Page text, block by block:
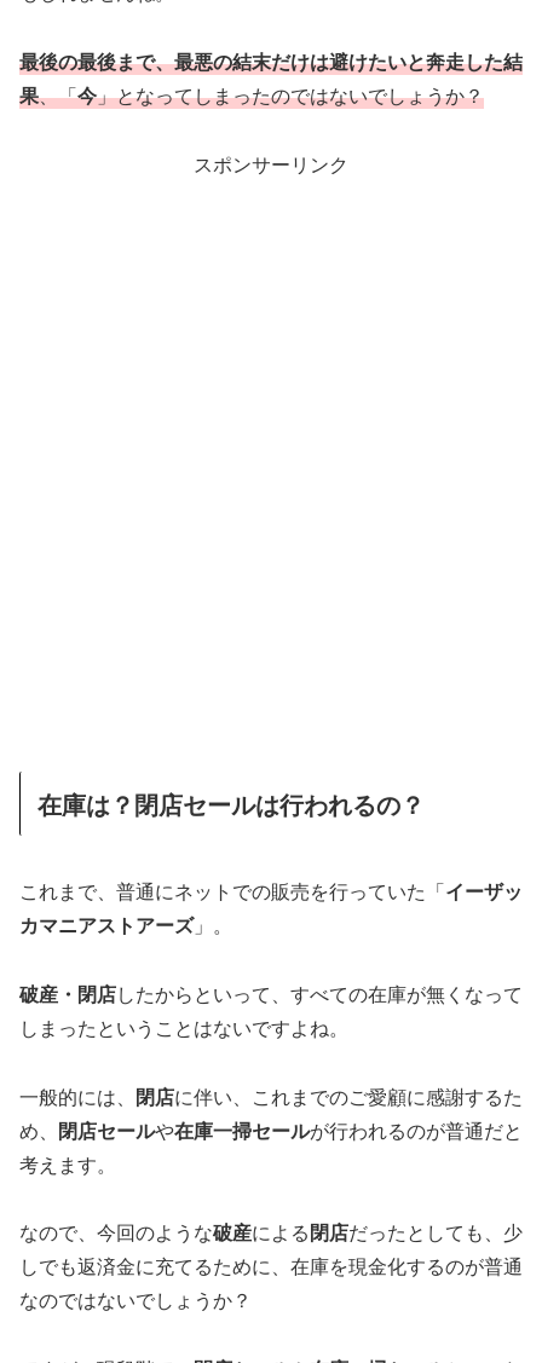
最後の最後まで、最悪の結末だけは避けたいと奔走した結
果、「今」となってしまったのではないでしょうか？
スポンサーリンク
在庫は？閉店セールは行われるの？
これまで、普通にネットでの販売を行っていた「イーザッ
カマニアストアーズ」。
破産・閉店したからといって、すべての在庫が無くなって
しまったということはないですよね。
一般的には、 閉店に伴い、これまでのご愛顧に感謝するた
め、 閉店セールや在庫一掃セールが行われるのが普通だと
考えます。
なので、今回のような破産による閉店だったとしても、少
しでも返済金に充てるために、在庫を現金化するのが普通
なのではないでしょうか？